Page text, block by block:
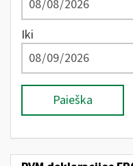
Iki
Paieška